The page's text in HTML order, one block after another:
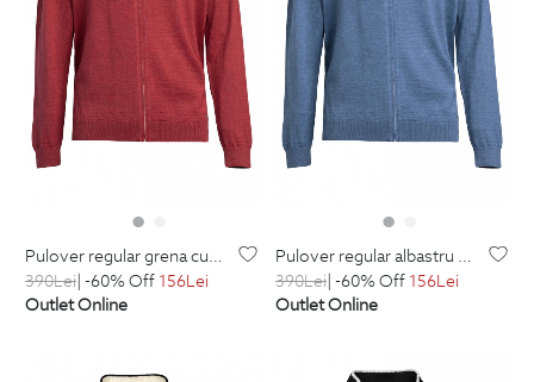
pulover regular grena cu fermoar din lana si acril
390Lei| -60% Off 156Lei
Outlet Online
pulover regular albastru cu fermoar din lana si acril
390Lei| -60% Off 156Lei
Outlet Online